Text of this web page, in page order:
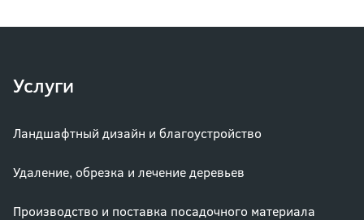
Услуги
Ландшафтный дизайн и благоустройство
Удаление, обрезка и лечение деревьев
Производство и поставка посадочного материала